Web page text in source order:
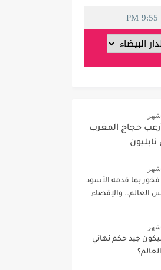
حجاج المغرب
بما قدمه الأسود
العالم.. والإقصاء
جيد حكم نهائي